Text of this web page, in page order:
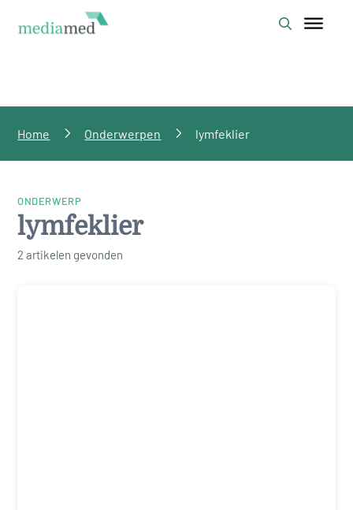
Home Onderwerpen lymfeklier
ONDERWERP
lymfeklier
2 artikelen gevonden